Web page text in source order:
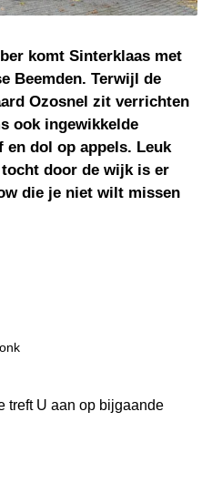
komt Sinterklaas met
Beemden. Terwijl de
Ozosnel zit verrichten
ook ingewikkelde
dol op appels. Leuk
tocht door de wijk is er
die je niet wilt missen
treft U aan op bijgaande